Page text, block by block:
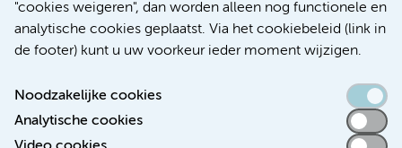
"cookies weigeren", dan worden alleen nog functionele en
analytische cookies geplaatst. Via het cookiebeleid (link in
de footer) kunt u uw voorkeur ieder moment wijzigen.
Noodzakelijke cookies
Analytische cookies
Toegankelijkheidsverklaring